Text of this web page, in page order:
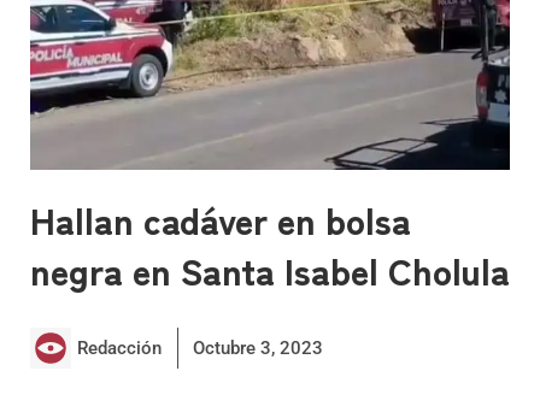
Hallan cadáver en bolsa
negra en Santa Isabel Cholula
Redacción Octubre 3, 2023